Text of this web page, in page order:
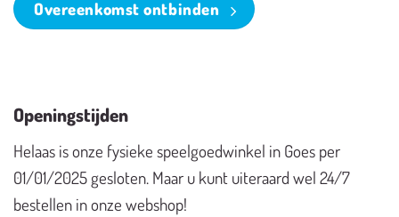
Overeenkomst ontbinden
Openingstijden
Helaas is onze fysieke speelgoedwinkel in Goes per
01/01/2025 gesloten. Maar u kunt uiteraard wel 24/7
bestellen in onze webshop!